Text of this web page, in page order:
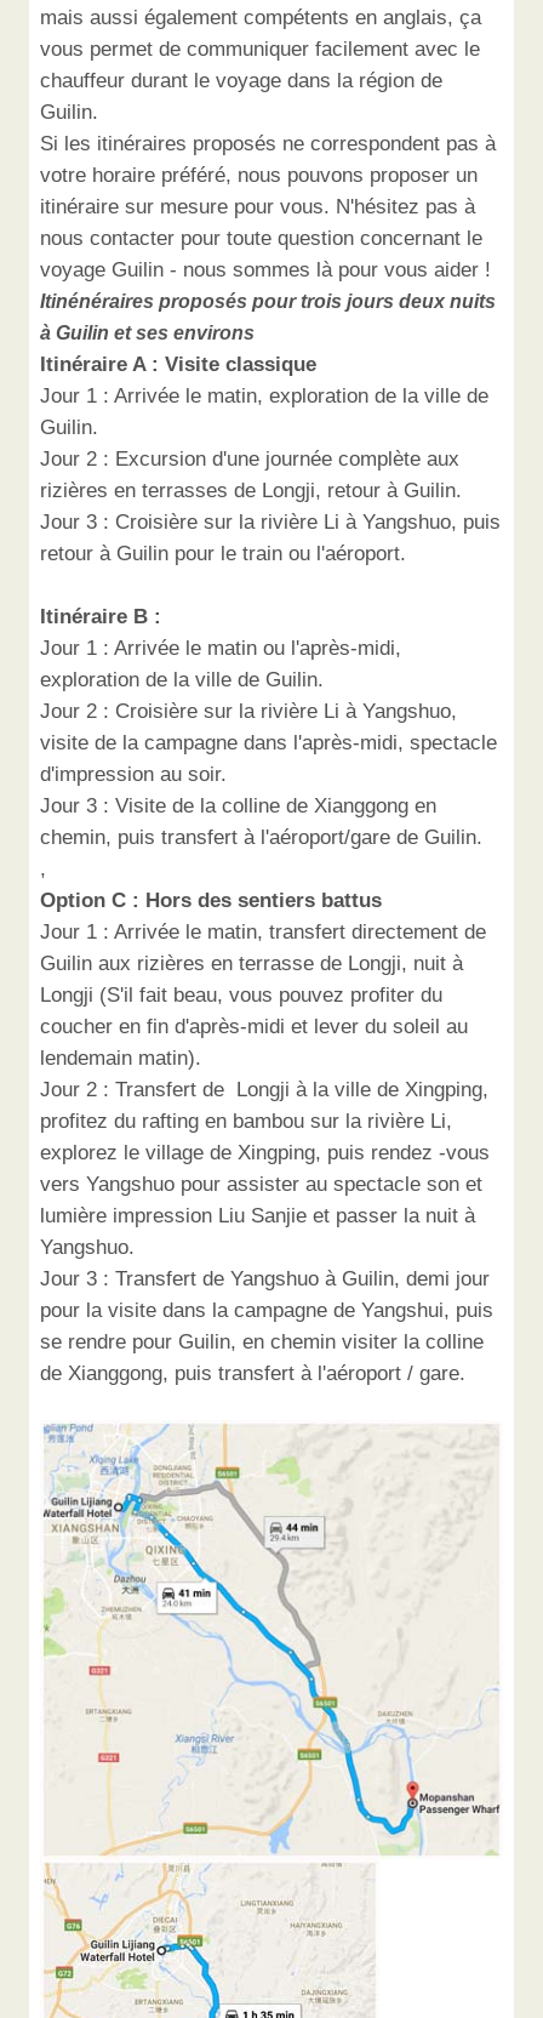
mais aussi également compétents en anglais, ça
vous permet de communiquer facilement avec le
chauffeur durant le voyage dans la région de
Guilin.
Si les itinéraires proposés ne correspondent pas à
votre horaire préféré, nous pouvons proposer un
itinéraire sur mesure pour vous. N'hésitez pas à
nous contacter pour toute question concernant le
voyage Guilin - nous sommes là pour vous aider !
Itinénéraires proposés pour trois jours deux nuits
à Guilin et ses environs
Itinéraire A : Visite classique
Jour 1 : Arrivée le matin, exploration de la ville de
Guilin.
Jour 2 : Excursion d'une journée complète aux
rizières en terrasses de Longji, retour à Guilin.
Jour 3 : Croisière sur la rivière Li à Yangshuo, puis
retour à Guilin pour le train ou l'aéroport.
Itinéraire B :
Jour 1 : Arrivée le matin ou l'après-midi,
exploration de la ville de Guilin.
Jour 2 : Croisière sur la rivière Li à Yangshuo,
visite de la campagne dans l'après-midi, spectacle
d'impression au soir.
Jour 3 : Visite de la colline de Xianggong en
chemin, puis transfert à l'aéroport/gare de Guilin.
,
Option C : Hors des sentiers battus
Jour 1 : Arrivée le matin, transfert directement de
Guilin aux rizières en terrasse de Longji, nuit à
Longji (S'il fait beau, vous pouvez profiter du
coucher en fin d'après-midi et lever du soleil au
lendemain matin).
Jour 2 : Transfert de Longji à la ville de Xingping,
profitez du rafting en bambou sur la rivière Li,
explorez le village de Xingping, puis rendez -vous
vers Yangshuo pour assister au spectacle son et
lumière impression Liu Sanjie et passer la nuit à
Yangshuo.
Jour 3 : Transfert de Yangshuo à Guilin, demi jour
pour la visite dans la campagne de Yangshui, puis
se rendre pour Guilin, en chemin visiter la colline
de Xianggong, puis transfert à l'aéroport / gare.